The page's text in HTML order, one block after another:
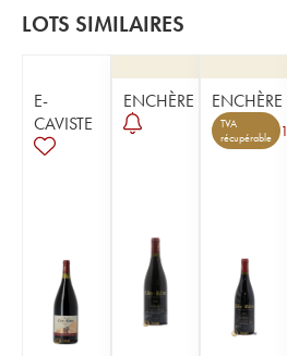
LOTS SIMILAIRES
E-
CAVISTE
ENCHÈRE ENCHÈRE
TVA
récupérable
1